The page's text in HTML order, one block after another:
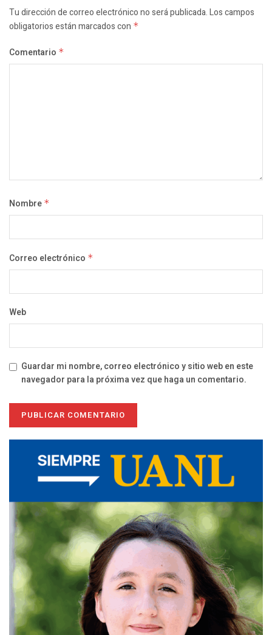
Tu dirección de correo electrónico no será publicada.Los campos
obligatorios están marcados con *
Comentario *
Nombre *
Correo electrónico *
Web
Guardar mi nombre, correo electrónico y sitio web en este
navegador para la próxima vez que haga un comentario.